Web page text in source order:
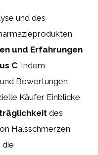
und des
und Erfahrungen
C. Indem
Bewertungen
Käufer Einblicke
des
Halsschmerzen
die